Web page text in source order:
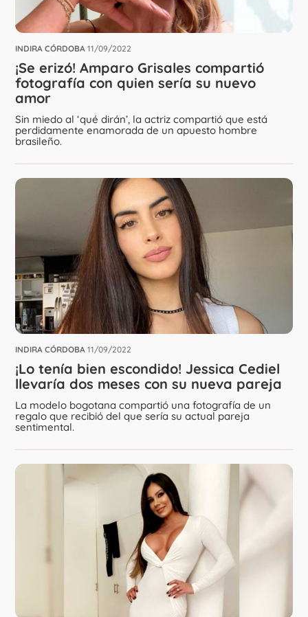
INDIRA CÓRDOBA 11/09/2022
¡Se erizó! Amparo Grisales compartió
fotografía con quien sería su nuevo
amor
Sin miedo al ‘qué dirán’, la actriz compartió que está
perdidamente enamorada de un apuesto hombre
brasileño.
INDIRA CÓRDOBA 11/09/2022
¡Lo tenía bien escondido! Jessica Cediel
llevaría dos meses con su nueva pareja
La modelo bogotana compartió una fotografía de un
regalo que recibió del que sería su actual pareja
sentimental.